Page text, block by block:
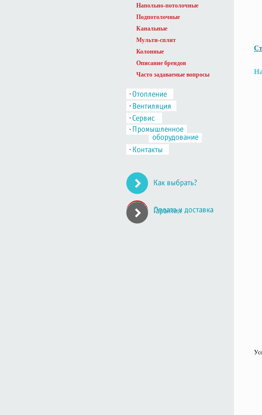
Напольно-потолочные
Подпотолочные
Канальные
Мульти-сплит
Колонные
Описание брендов
Часто задаваемые вопросы